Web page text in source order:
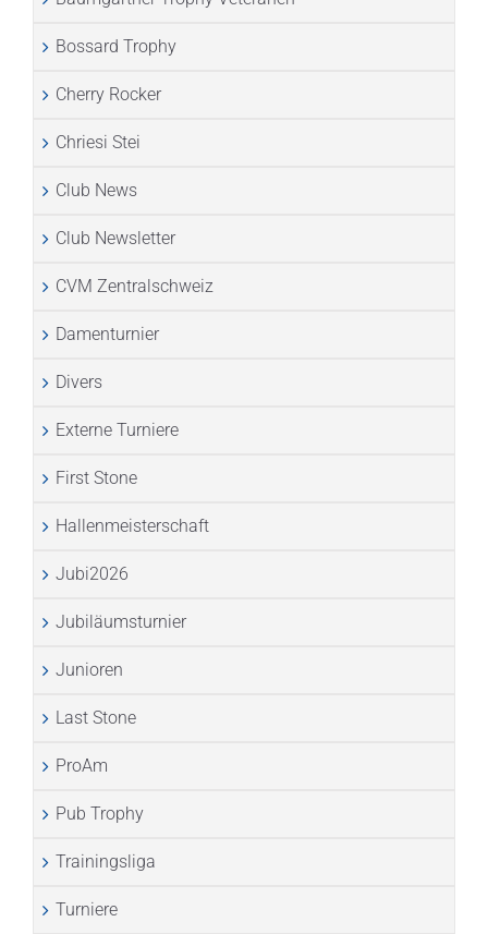
Bossard Trophy
Cherry Rocker
Chriesi Stei
Club News
Club Newsletter
CVM Zentralschweiz
Damenturnier
Divers
Externe Turniere
First Stone
Hallenmeisterschaft
Jubi2026
Jubiläumsturnier
Junioren
Last Stone
ProAm
Pub Trophy
Trainingsliga
Turniere